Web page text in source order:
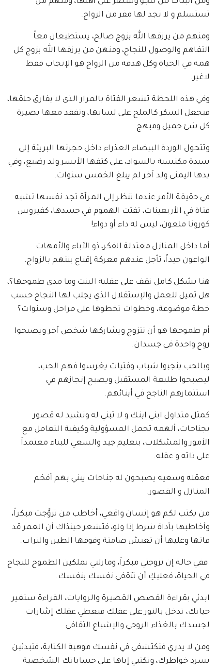
تستسلم و لا تجد لها مفر من الزواج.
ومنهم من يرزقها الله بزوج صالح، يستطيعان معاً
التفاهم والوصول للنجاح، ومنهن من يرزقها الله بزوج كل
همه في الحياة وكل هدفه من الزواج هو الإنجاب فقط
لاغير.
وفي هذه اللحظة تشعر الفتاة بالمرار الذى لا يفارق حلقها،
فيجعل السكر كالملح على لسانها، وتفقد معها بصيرة
كل شئ جميل ومبهج.
وتتحول الوردة البيضاء العذراء داخل حجرتها البريئة إلى
سيدة مكتسية بالسواد، على كتفها الأيسر ولد رضيع، وفي
يدها اليمنى ولد آخر لم يبلغ الخمس سنوات.
في حقيقة الأمر عندما تنظر إلى المرآة تجد نفسها تشبه
فتاة في الأربعينات، تفتت الهموم في جسدها، كفيروس
كورونا ملعون، ليس له داء أو دواء!
أما داخل المنازل معتدلة الفكر، ذو الآباء والأمهات
الواعون جيداً، تأجل عندهم معركة إقناع بنتهم بالزواج.
هنا بشكل كامل نقف على عقلية البنت وما مدى طموحها؟،
هل تميل للعمل والإستقلال الذي يجلب لها النجاح حسب
خطة موضوعة، وخطوات تخطوها على مراحل وسنوات؟
أم طموحها هو أن تتزوج ويشاركها شخص آخر ويصبحوا
روح واحدة في جسدان.
وبالحب ينجبوا شباب وفتيات يغرسوا فهم الحب،
ليصبحوا طليعة المستقبل ويصبح إنجازهم في
استثمارهم الناجح في أبنائهم.
كمثل متداول ابني ابنك و لا تبني له وتشيد له قصور
بجناحات، ألهمه تحمل المسؤولية وكيفية التعامل مع
الأمور والمشكلات، بتعليم جيد والسعي للبناء معتمداً
على ذاته و عقله.
فعقله وسعيه يصبحون له جناحات يبني بهم أفخم
المنازل و القصور.
من يكتب لكم هو إنسان واقعي، أخاطب من تزوَّجت مبكراً،
وأخاطبها بأداة شرط إذا ولو، فتشعر حينذاك أن العمر قد
فاتها وعليها أن تعيش صامتة وفوقها الطين والتراب.
ففي حالة إن تزوجتي مبكراً، ومازلتي تملكين الطموح للنجاح
في الحياة، فعليكِ أن تثقفي نفسك بنفسك.
ابدئي بقراءة القصص القصيرة والروايات، القراءة ستغير
حياتك، تدخل بالنور على عقلك فيعطي عقلك إشارات
لجسدك بالغذاء الروحي والإشباع الثقافي.
ومن لا يدري فتكتشفي في نفسك موهبة الكتابة، فتبدئين
بسرد خواطرك، وتكتبي إياها على حساباتك الشخصية